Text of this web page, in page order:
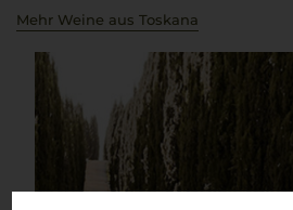
Mehr Weine aus Toskana